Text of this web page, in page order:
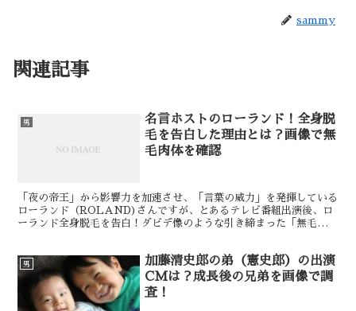
sammy
関連記事
男
名言ホストのローランド！全身脱
毛を告白した理由とは？画像で無
毛肉体を確認
「夜の帝王」から影響力を加速させ、「言葉の威力」を発揮している
ローランド（ROLAND)さんですが、とあるテレビ番組出演後、ロ
ーランド全身脱毛を告白！ダビデ像のような引き締まった「無毛」の
などなど、番組では「ローランドさんの全身脱毛」が話題になってい
ましたが、番組終了後は・・・・・・
男
加藤清史郎の弟（憲史郎）の出演
CMは？成長後の兄弟を画像で調
査！